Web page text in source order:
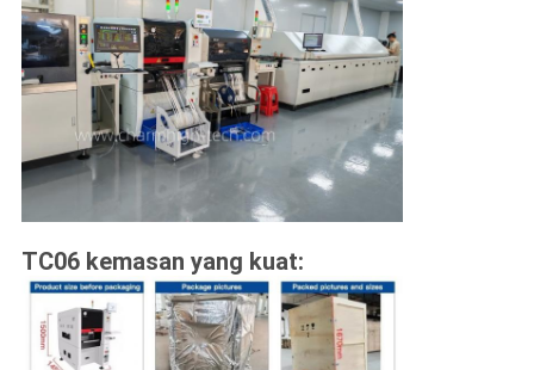
TC06 kemasan yang kuat: